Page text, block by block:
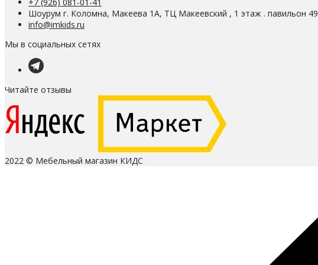
Шоурум г. Коломна, Макеева 1А, ТЦ Макеевский , 1 этаж . павильон 49
info@imkids.ru
Мы в социальных сетях
Читайте отзывы
2022 © Мебельный магазин КИДС